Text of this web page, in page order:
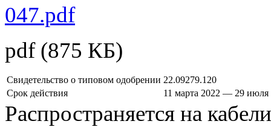
047.pdf
pdf(875 КБ)
Свидетельство о типовом одобрении 22.09279.120
Срок действия
11 марта 2022 — 29 июля
Распространяется на